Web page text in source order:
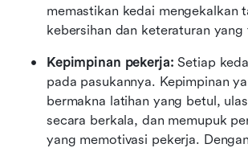
memastikan kedai mengekalkan
kebersihan dan keteraturan yang
Kepimpinan pekerja: Setiap
pada pasukannya. Kepimpinan
bermakna latihan yang betul,
secara berkala, dan memupuk
yang memotivasi pekerja.